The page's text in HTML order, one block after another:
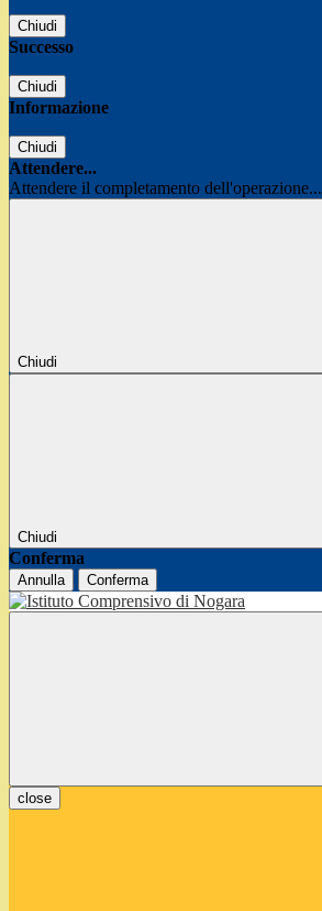
Chiudi
Successo
Chiudi
Informazione
Chiudi
Attendere...
Attendere il completamento dell'operazione...
Chiudi
Chiudi
Conferma
Annulla Conferma
close